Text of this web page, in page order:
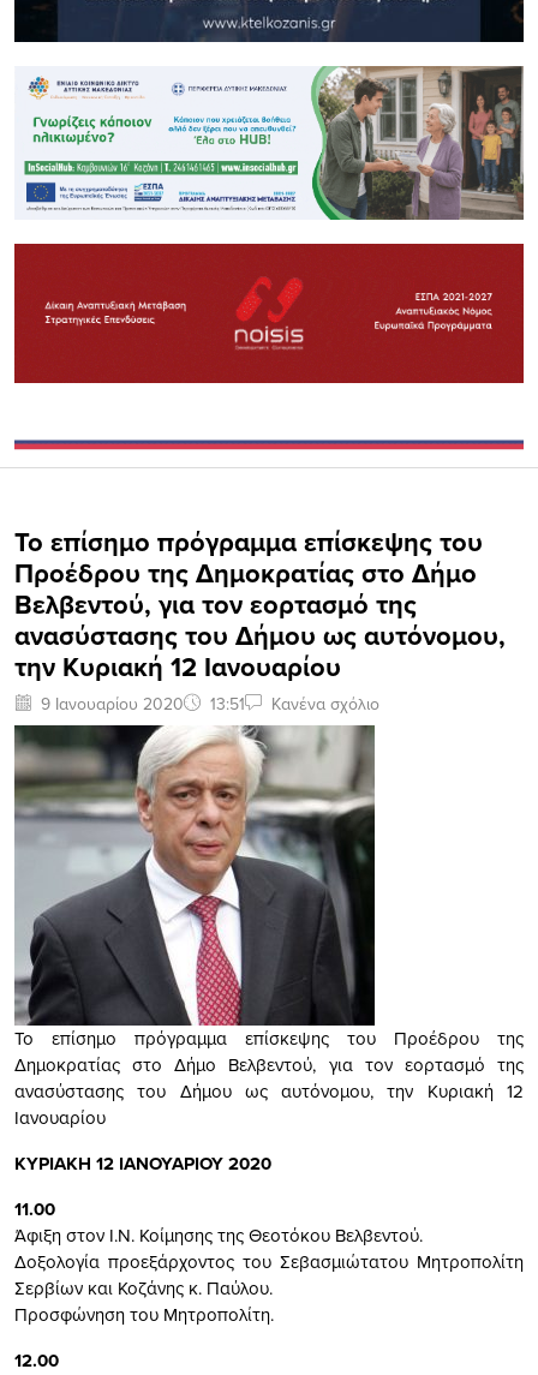
Το επίσημο πρόγραμμα επίσκεψης του
Προέδρου της Δημοκρατίας στο Δήμο
Βελβεντού, για τον εορτασμό της
ανασύστασης του Δήμου ως αυτόνομου,
την Κυριακή 12 Ιανουαρίου
9 Ιανουαρίου 2020 13:51 Κανένα σχόλιο
Το επίσημο πρόγραμμα επίσκεψης του Προέδρου της
Δημοκρατίας στο Δήμο Βελβεντού, για τον εορτασμό της
ανασύστασης του Δήμου ως αυτόνομου, την Κυριακή 12
Ιανουαρίου
ΚΥΡΙΑΚΗ 12 ΙΑΝΟΥΑΡΙΟΥ 2020
11.00
Άφιξη στον Ι.Ν. Κοίμησης της Θεοτόκου Βελβεντού.
Δοξολογία προεξάρχοντος του Σεβασμιώτατου Μητροπολίτη
Σερβίων και Κοζάνης κ. Παύλου.
Προσφώνηση του Μητροπολίτη.
12.00